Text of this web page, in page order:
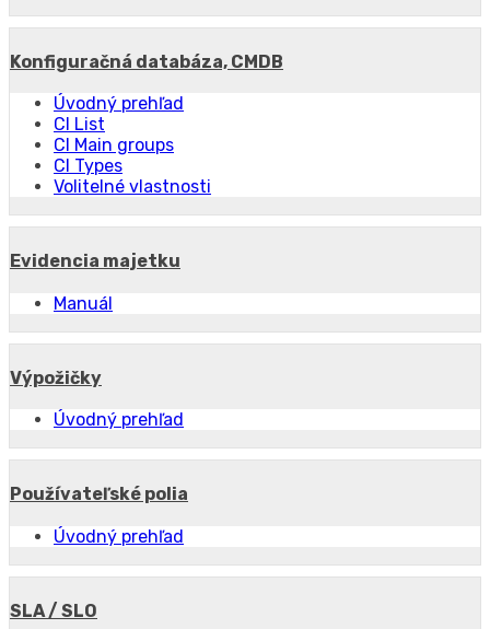
Konfiguračná databáza, CMDB
Úvodný prehľad
CI List
CI Main groups
CI Types
Volitelné vlastnosti
Evidencia majetku
Manuál
Výpožičky
Úvodný prehľad
Používateľské polia
Úvodný prehľad
SLA / SLO